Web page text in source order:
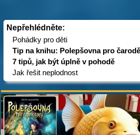
Nepřehlédněte:
Pohádky pro děti
Tip na knihu: Polepšovna pro
7 tipů, jak být úplně v pohodě
Jak řešit neplodnost